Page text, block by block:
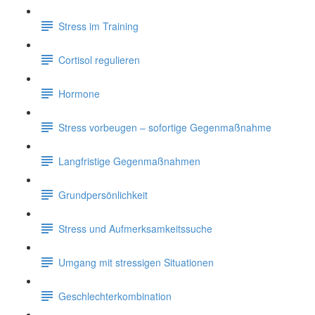
Stress im Training
Cortisol regulieren
Hormone
Stress vorbeugen – sofortige Gegenmaßnahme
Langfristige Gegenmaßnahmen
Grundpersönlichkeit
Stress und Aufmerksamkeitssuche
Umgang mit stressigen Situationen
Geschlechterkombination